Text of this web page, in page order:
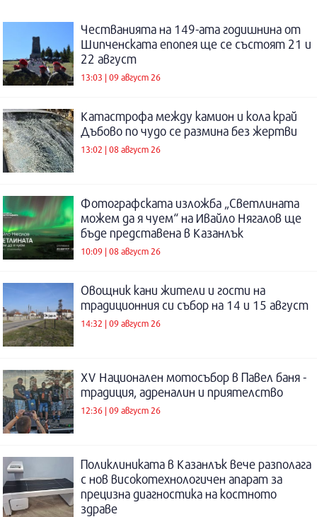
Честванията на 149-ата годишнина от
Шипченската епопея ще се състоят 21 и
22 август
13:03 | 09 август 26
Катастрофа между камион и кола край
Дъбово по чудо се размина без жертви
13:02 | 08 август 26
Фотографската изложба „Светлината
можем да я чуем“ на Ивайло Нягалов ще
бъде представена в Казанлък
10:09 | 08 август 26
Овощник кани жители и гости на
традиционния си събор на 14 и 15 август
14:32 | 09 август 26
XV Национален мотосъбор в Павел баня -
традиция, адреналин и приятелство
12:36 | 09 август 26
Поликлиниката в Казанлък вече разполага
с нов високотехнологичен апарат за
прецизна диагностика на костното
здраве